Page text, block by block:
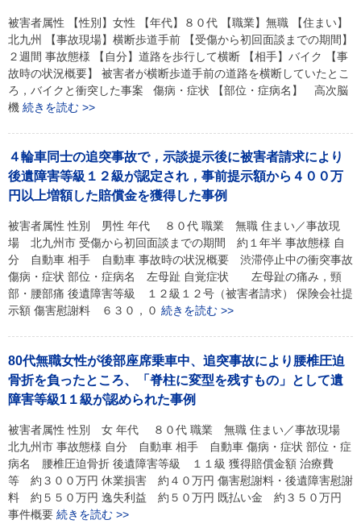
被害者属性 【性別】女性 【年代】８０代 【職業】無職 【住まい】
北九州 【事故現場】横断歩道手前 【受傷から初回面談までの期間】
２週間 事故態様 【自分】道路を歩行して横断 【相手】バイク 【事
故時の状況概要】 被害者が横断歩道手前の道路を横断していたとこ
ろ，バイクと衝突した事案 傷病・症状 【部位・症病名】 高次脳
機 続きを読む >>
４輪車同士の追突事故で，示談提示後に被害者請求により
後遺障害等級１２級が認定され，事前提示額から４００万
円以上増額した賠償金を獲得した事例
被害者属性 性別 男性 年代 ８０代 職業 無職 住まい／事故現
場 北九州市 受傷から初回面談までの期間 約１年半 事故態様 自
分 自動車 相手 自動車 事故時の状況概要 渋滞停止中の衝突事故
傷病・症状 部位・症病名 左母趾 自覚症状 左母趾の痛み，頸
部・腰部痛 後遺障害等級 １２級１２号（被害者請求） 保険会社提
示額 傷害慰謝料 ６３０，０ 続きを読む >>
80代無職女性が後部座席乗車中、追突事故により腰椎圧迫
骨折を負ったところ、「脊柱に変型を残すもの」として遺
障害等級1１級が認められた事例
被害者属性 性別 女 年代 ８０代 職業 無職 住まい／事故現場
北九州市 事故態様 自分 自動車 相手 自動車 傷病・症状 部位・症
病名 腰椎圧迫骨折 後遺障害等級 １１級 獲得賠償金額 治療費
等 約３００万円 休業損害 約４０万円 傷害慰謝料・後遺障害慰謝
料 約５５０万円 逸失利益 約５０万円 既払い金 約３５０万円
事件概要 続きを読む >>